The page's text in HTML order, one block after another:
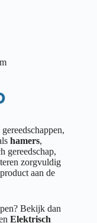
hamers,
gereedschap,
zorgvuldig
aan de
Bekijk dan
Elektrisch